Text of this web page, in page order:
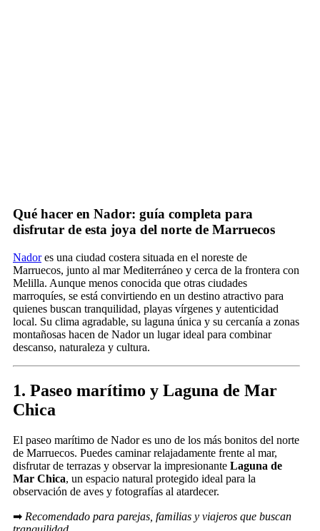
Qué hacer en Nador: guía completa para
disfrutar de esta joya del norte de Marruecos
Nadores una ciudad costera situada en el noreste de
Marruecos, junto al mar Mediterráneo y cerca de la frontera con
Melilla. Aunque menos conocida que otras ciudades
marroquíes, se está convirtiendo en un destino atractivo para
quienes buscan tranquilidad, playas vírgenes y autenticidad
local. Su clima agradable, su laguna única y su cercanía a zonas
montañosas hacen de Nador un lugar ideal para combinar
descanso, naturaleza y cultura.
1. Paseo marítimo y Laguna de Mar
Chica
El paseo marítimo de Nador es uno de los más bonitos del norte
de Marruecos. Puedes caminar relajadamente frente al mar,
disfrutar de terrazas y observar la impresionante Laguna de
Mar Chica, un espacio natural protegido ideal para la
observación de aves y fotografías al atardecer.
➡ Recomendado para parejas, familias y viajeros que buscan